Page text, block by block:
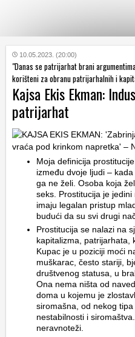
KATEGORIJE
HRVATSKI
WEB
10.05.2023. (20:00)
"Danas se patrijarhat brani
korišteni za obranu patrijarhalnih i
Kajsa Ekis Ekman:
patrijarhat
Moja definicija
između dvoje ljudi –
ga ne želi. Osoba koja
seks. Prostitucija je
imaju legalan pristup
budući da su svi drugi
Prostitucija se nalazi na
kapitalizma, patrijarhata,
Kupac je u poziciji moći
muškarac, često stariji,
društvenog statusa, u
Ona nema ništa od
doma u kojemu je
siromašna, od nekog
nestabilnosti i
neravnoteži.